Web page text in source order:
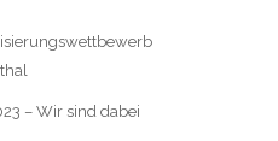
– Wir sind dabei